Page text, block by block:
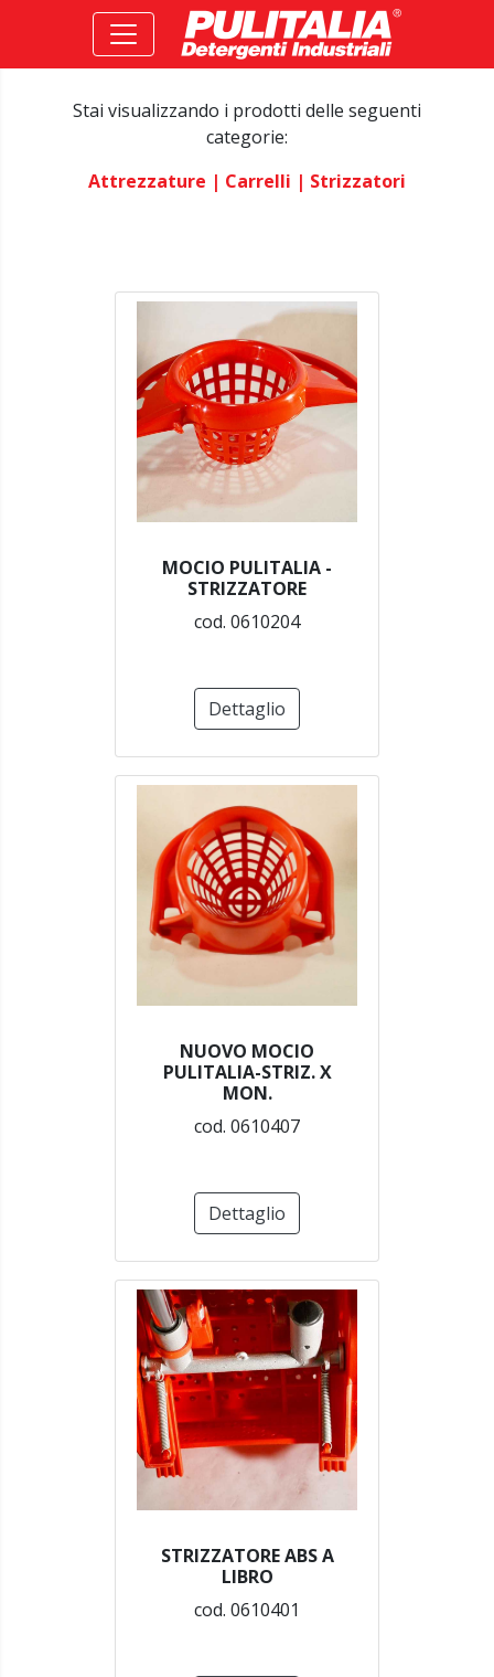
Stai visualizzando i prodotti delle seguenti
categorie:
Attrezzature | Carrelli | Strizzatori
MOCIO PULITALIA -
STRIZZATORE
cod. 0610204
Dettaglio
NUOVO MOCIO
PULITALIA-STRIZ. X
MON.
cod. 0610407
Dettaglio
STRIZZATORE ABS A
LIBRO
cod. 0610401